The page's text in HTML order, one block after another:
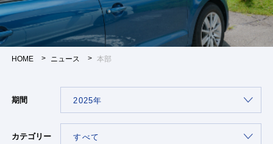
HOME ニュース 本部
期間
カテゴリー